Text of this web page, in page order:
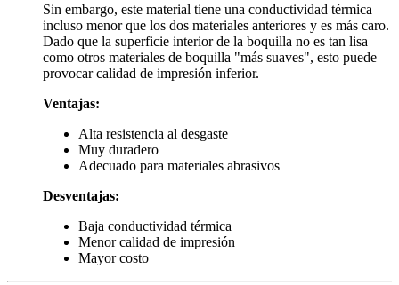
Sin embargo, este material tiene una conductividad térmica
incluso menor que los dos materiales anteriores y es más caro.
Dado que la superficie interior de la boquilla no es tan lisa
como otros materiales de boquilla "más suaves", esto puede
provocar calidad de impresión inferior.
Ventajas:
Alta resistencia al desgaste
Muy duradero
Adecuado para materiales abrasivos
Desventajas:
Baja conductividad térmica
Menor calidad de impresión
Mayor costo